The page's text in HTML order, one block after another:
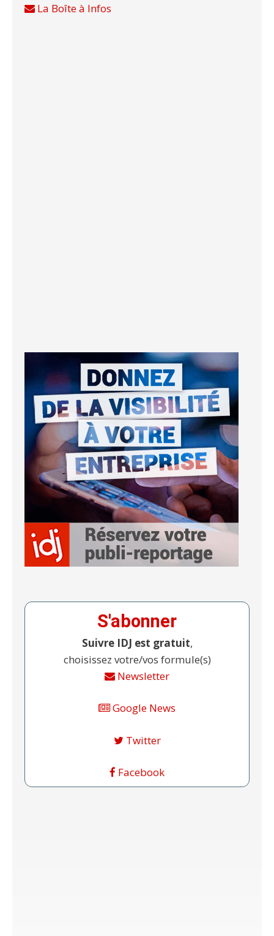
La Boîte à Infos
S'abonner
Suivre IDJ est gratuit,
choisissez votre/vos formule(s)
Newsletter
Google News
Twitter
Facebook